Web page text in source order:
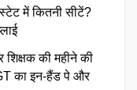
में कितनी सीटें?
की महीने की
का इन-हैंड पे और